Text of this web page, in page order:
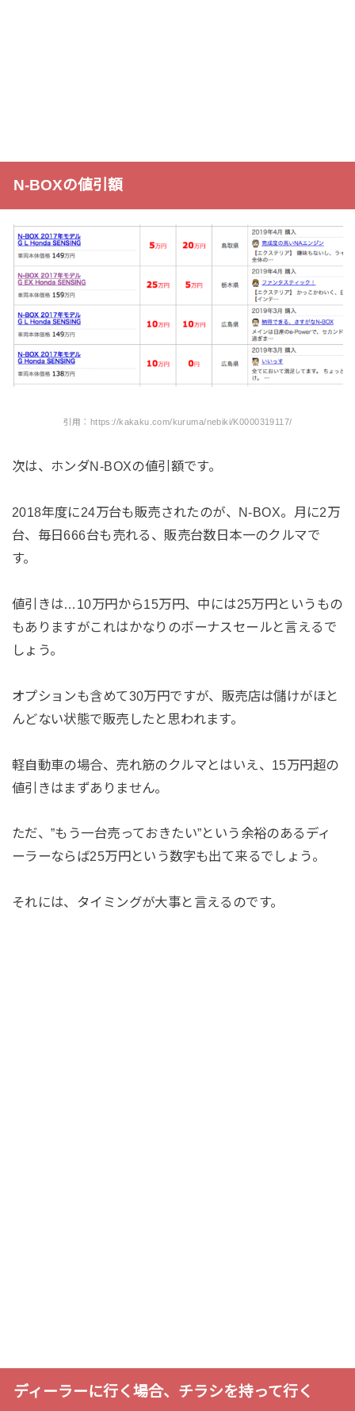
N-BOXの値引額
引用：https://kakaku.com/kuruma/nebiki/K0000319117/
次は、ホンダN-BOXの値引額です。
2018年度に24万台も販売されたのが、N-BOX。月に2万
台、毎日666台も売れる、販売台数日本一のクルマで
す。
値引きは…10万円から15万円、中には25万円というもの
もありますがこれはかなりのボーナスセールと言えるで
しょう。
オプションも含めて30万円ですが、販売店は儲けがほと
んどない状態で販売したと思われます。
軽自動車の場合、売れ筋のクルマとはいえ、15万円超の
値引きはまずありません。
ただ、”もう一台売っておきたい”という余裕のあるディ
ーラーならば25万円という数字も出て来るでしょう。
それには、タイミングが大事と言えるのです。
ディーラーに行く場合、チラシを持って行く